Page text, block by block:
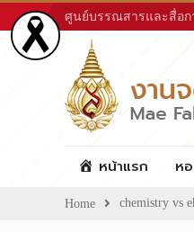
to
content
ศูนย์บรรณสารและสื่อก
หน้าแรก ห
Home chemistry vs